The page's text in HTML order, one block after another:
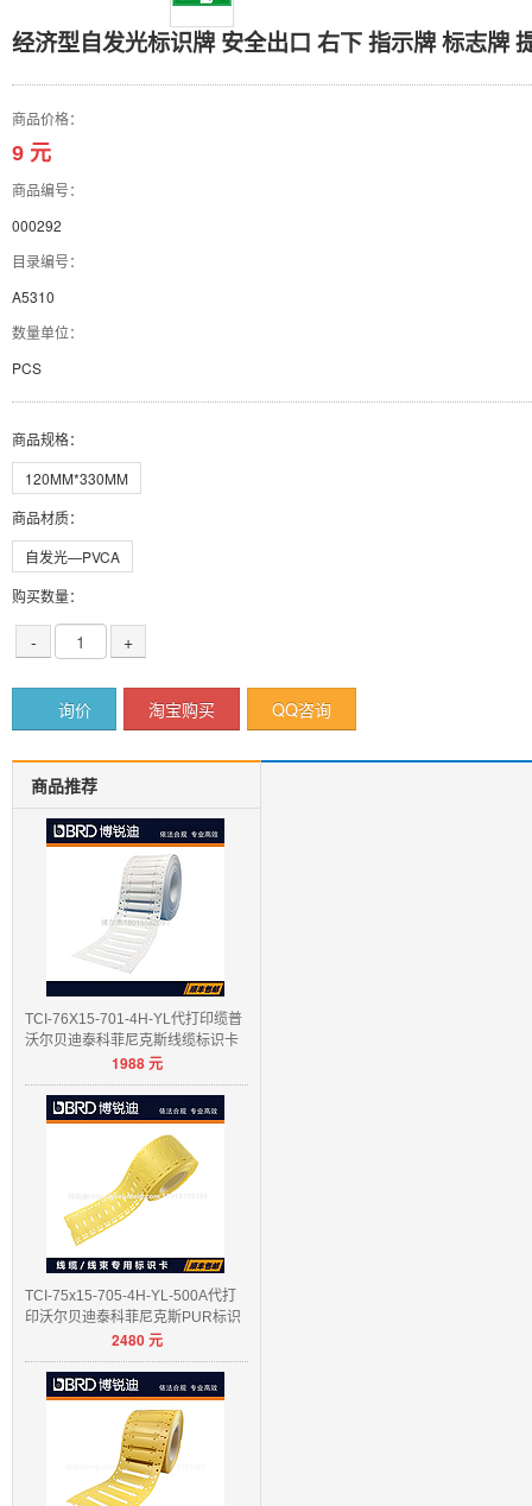
经济型自发光标识牌 安全出口 右下 指示牌 标志牌
商品价格：
9 元
商品编号：
000292
目录编号：
A5310
数量单位：
PCS
商品规格：
120MM*330MM
商品材质：
自发光—PVCA
购买数量：
- +
询价 淘宝购买 QQ咨询
商品推荐
TCI-76X15-701-4H-YL代打印缆普
沃尔贝迪泰科菲尼克斯线缆标识卡
1988元
TCI-75x15-705-4H-YL-500A代打
印沃尔贝迪泰科菲尼克斯PUR标识
2480元